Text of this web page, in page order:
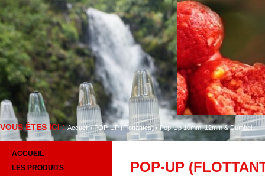
VOUS ÊTES ICI :Accueil•POP-UP (Flottantes)• Pop-Up 10mm, 12mm & Dumbel
ACCUEIL
LES PRODUITS
POP-UP